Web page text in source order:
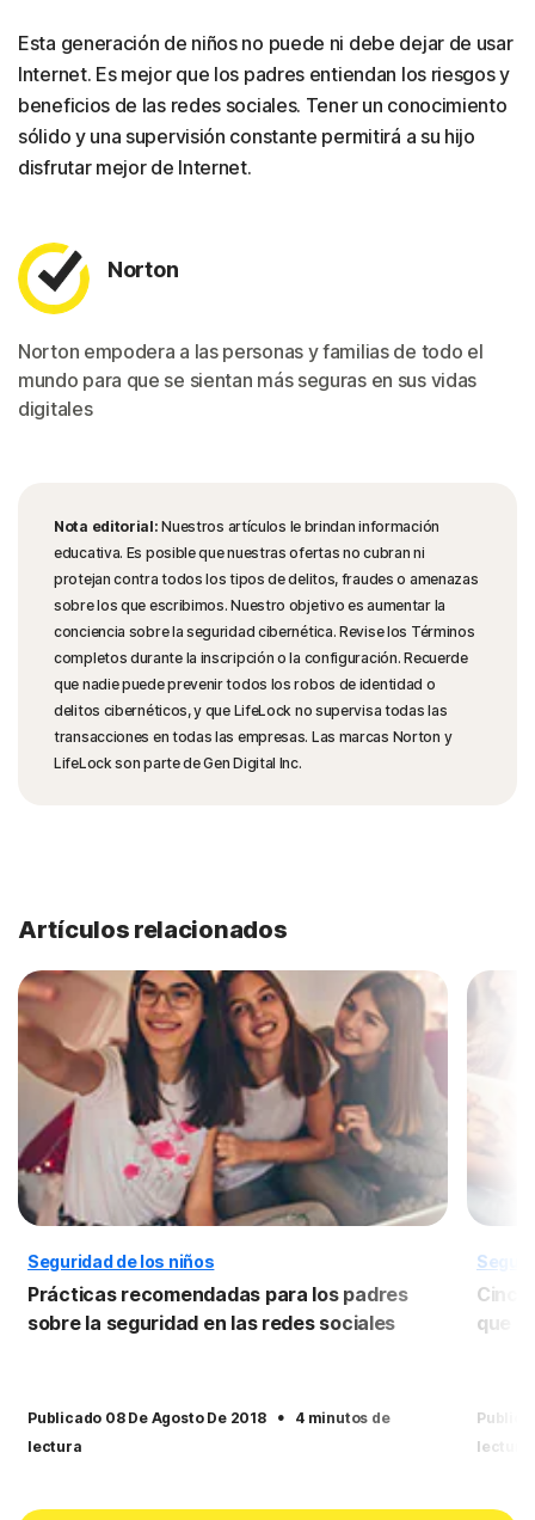
Esta generación de niños no puede ni debe dejar de usar
Internet. Es mejor que los padres entiendan los riesgos y
beneficios de las redes sociales. Tener un conocimiento
sólido y una supervisión constante permitirá a su hijo
disfrutar mejor de Internet.
Norton
Norton empodera a las personas y familias de todo el
mundo para que se sientan más seguras en sus vidas
digitales
Nota editorial:Nuestros artículos le brindan información
educativa. Es posible que nuestras ofertas no cubran ni
protejan contra todos los tipos de delitos, fraudes o amenazas
sobre los que escribimos. Nuestro objetivo es aumentar la
conciencia sobre la seguridad cibernética. Revise los Términos
completos durante la inscripción o la configuración. Recuerde
que nadie puede prevenir todos los robos de identidad o
delitos cibernéticos, y que LifeLock no supervisa todas las
transacciones en todas las empresas. Las marcas Norton y
LifeLock son parte de Gen Digital Inc.
Artículos relacionados
Seguridad de los niños
Prácticas recomendadas para los padres
sobre la seguridad en las redes sociales
Publicado 08 De Agosto De 2018 ·
4 minutos de
lectura
que
lectura